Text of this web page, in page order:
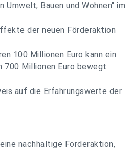
Bauen und Wohnen" im
der neuen Förderaktion
100 Millionen Euro kann ein
700 Millionen Euro bewegt
auf die Erfahrungswerte der
nachhaltige Förderaktion,